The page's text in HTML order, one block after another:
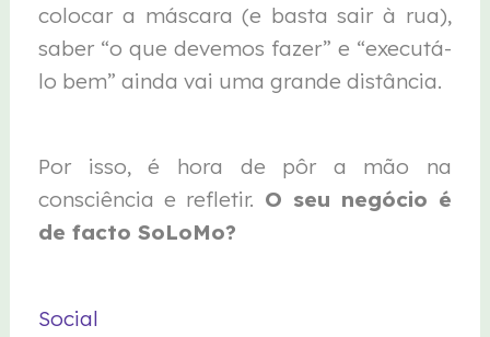
colocar a máscara (e basta sair à rua),
saber “o que devemos fazer” e “executá-
lo bem” ainda vai uma grande distância.
Por isso, é hora de pôr a mão na
consciência e refletir. O seu negócio é
de facto SoLoMo?
Social